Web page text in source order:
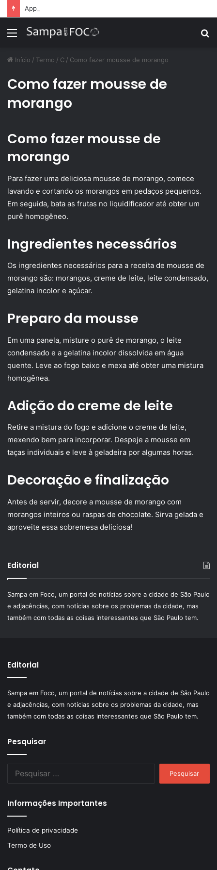
Menu
Início / Termo / C / Como fazer mousse de morango
Como fazer mousse de
morango
Como fazer mousse de
morango
Para fazer uma deliciosa mousse de morango, comece
lavando e cortando os morangos em pedaços pequenos.
Em seguida, bata as frutas no liquidificador até obter um
purê homogêneo.
Ingredientes necessários
Os ingredientes necessários para a receita de mousse de
morango são: morangos, creme de leite, leite condensado,
gelatina incolor e açúcar.
Preparo da mousse
Em uma panela, misture o purê de morango, o leite
condensado e a gelatina incolor dissolvida em água
quente. Leve ao fogo baixo e mexa até obter uma mistura
homogênea.
Adição do creme de leite
Retire a mistura do fogo e adicione o creme de leite,
mexendo bem para incorporar. Despeje a mousse em
taças individuais e leve à geladeira por algumas horas.
Decoração e finalização
Antes de servir, decore a mousse de morango com
morangos inteiros ou raspas de chocolate. Sirva gelada e
aproveite essa sobremesa deliciosa!
Editorial
Sampa em Foco, um portal de notícias sobre a cidade de São Paulo
e adjacências, com notícias sobre os problemas da cidade, mas
também com todas as coisas interessantes que São Paulo tem.
Editorial
Sampa em Foco, um portal de notícias sobre a cidade de São Paulo
e adjacências, com notícias sobre os problemas da cidade, mas
também com todas as coisas interessantes que São Paulo tem.
Pesquisar
Informações Importantes
Política de privacidade
Termo de Uso